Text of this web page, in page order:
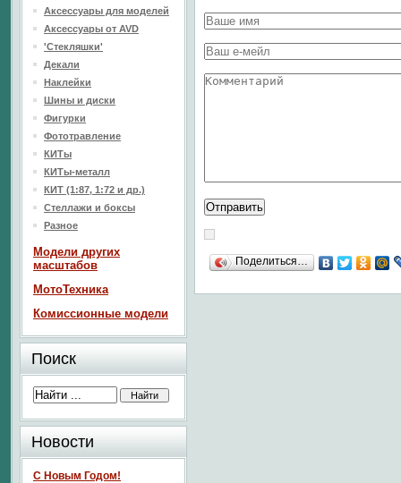
Поделиться…
Аксессуары для моделей
Аксессуары от AVD
'Стекляшки'
Декали
Наклейки
Шины и диски
Фигурки
Фототравление
КИТы
КИТы-металл
КИТ (1:87, 1:72 и др.)
Стеллажи и боксы
Разное
Модели других
масштабов
МотоТехника
Комиссионные модели
Поиск
Новости
С Новым Годом!